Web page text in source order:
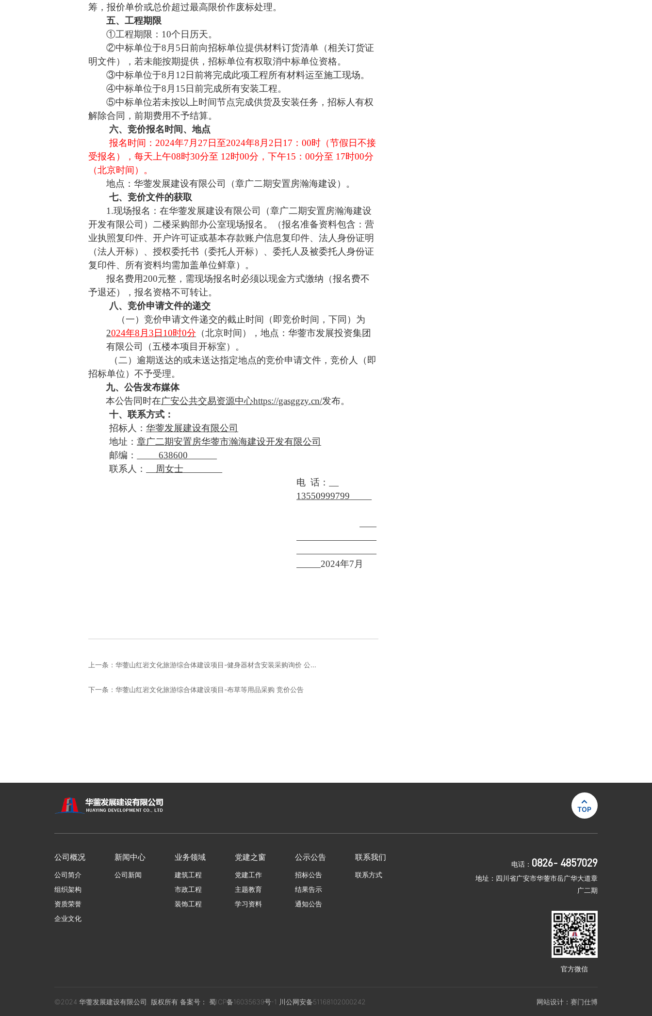
筹，报价单价或总价超过最高限价作废标处理。
五、工程期限
①工程期限：10个日历天。
②中标单位于8月5日前向招标单位提供材料订货清单（相关订货证
明文件），若未能按期提供，招标单位有权取消中标单位资格。
③中标单位于8月12日前将完成此项工程所有材料运至施工现场。
④中标单位于8月15日前完成所有安装工程。
⑤中标单位若未按以上时间节点完成供货及安装任务，招标人有权
解除合同，前期费用不予结算。
六、竞价报名时间、地点
报名时间： 2024年7 月 27 日至2024年8 月 2 日 17：00时（节假日不接
受报名），每天上午08时30分至 12时00分，下午15：00分至 17时00分
（北京时间）。
地点：华蓥发展建设有限公司
（章广二期安置房瀚海建设）。
七、竞价文件的获取
1.现场报名：在华蓥发展建设有限公司（章广二期安置房瀚海建设
开发有限公司 ）二楼采购部办公室现场报名。（报名准备资料包含：营
业执照复印件、开户许可证或基本存款账户信息复印件、法人身份证明
（法人开标）、授权委托书（委托人开标）、委托人及被委托人身份证
复印件、所有资料均需加盖单位鲜章）。
报名费用200元整，需现场报名时必须以现金方式缴纳（报名费不
予退还）
，报名资格不可转让。
八、竞价申请文件的递交
（一）竞价申请文件递交的截止时间（即竞价时间，下同）为
2024年8 月 3 日 10时0分 （北京时间），地点：华蓥市发展投资集团
有限公司（五楼本项目开标室） 。
（二）逾期送达的或未送达指定地点的竞价申请文件，竞价人（即
招标单位）不予受理。
九、公告发布媒体
本公告同时在广安公共交易资源中心https://gasggzy.cn/发布。
十、联系方式：
招标人：华蓥发展建设有限公司
地址：章广二期安置房华蓥市瀚海建设开发有限公司
邮编：
638600
联系人：
周女士
电 话：
13550999799
2024年7 月
上一条：华蓥山红岩文化旅游综合体建设项目-健身器材含安装采购询价 公...
下一条：华蓥山红岩文化旅游综合体建设项目-布草等用品采购 竞价公告

TOP
公司概况
公司简介
组织架构
资质荣誉
企业文化
新闻中心
公司新闻
业务领域
建筑工程
市政工程
装饰工程
党建之窗
党建工作
主题教育
学习资料
公示公告
招标公告
结果告示
通知公告
联系我们
联系方式
电话： 0826- 4857029
地址：四川省广安市华蓥市岳广华大道章
广二期
官方微信
©2024 华蓥发展建设有限公司. 版权所有 备案号：蜀ICP备16035639号-1 川公网安备51168102000242 网站设计： 赛门仕博